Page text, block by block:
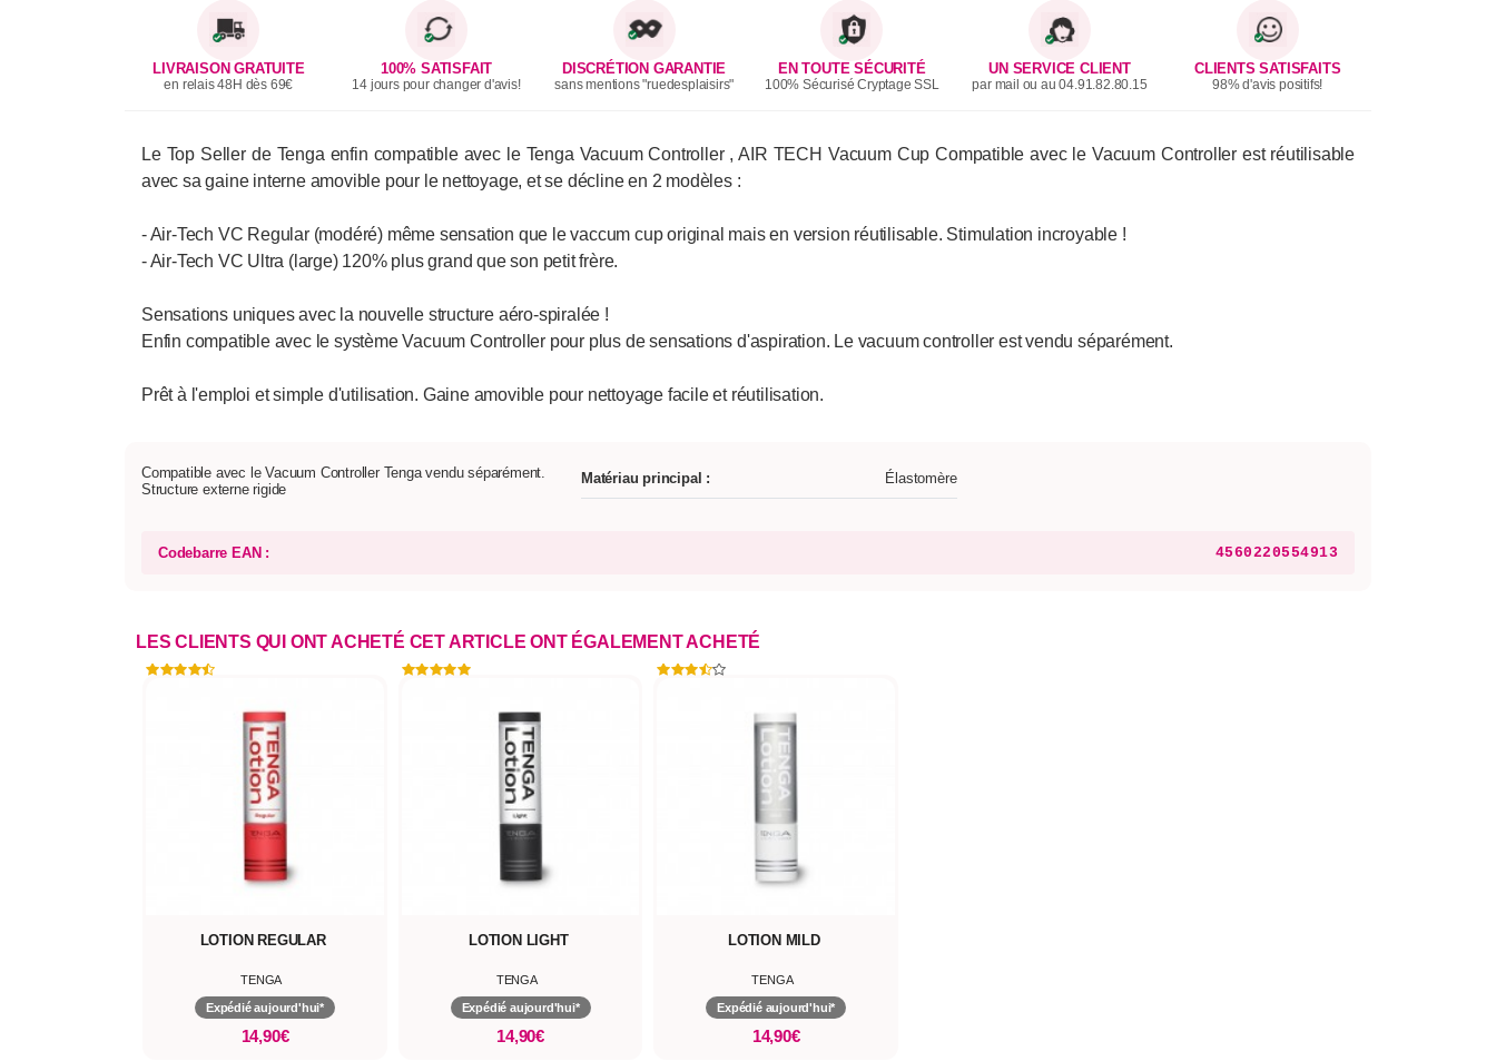
LIVRAISON GRATUITE
en relais 48H dès 69€
100% SATISFAIT
14 jours pour changer d'avis!
DISCRÉTION GARANTIE
sans mentions "ruedesplaisirs"
EN TOUTE SÉCURITÉ
100% Sécurisé Cryptage SSL
UN SERVICE CLIENT
par mail ou au 04.91.82.80.15
CLIENTS SATISFAITS
98% d'avis positifs!
Le Top Seller de Tenga enfin compatible avec le Tenga Vacuum Controller , AIR TECH Vacuum Cup Compatible avec le Vacuum Controller est réutilisable
avec sa gaine interne amovible pour le nettoyage, et se décline en 2 modèles :
- Air-Tech VC Regular (modéré) même sensation que le vaccum cup original mais en version réutilisable. Stimulation incroyable !
- Air-Tech VC Ultra (large) 120% plus grand que son petit frère.
Sensations uniques avec la nouvelle structure aéro-spiralée !
Enfin compatible avec le système Vacuum Controller pour plus de sensations d'aspiration. Le vacuum controller est vendu séparément.
Prêt à l'emploi et simple d'utilisation. Gaine amovible pour nettoyage facile et réutilisation.
Compatible avec le Vacuum Controller Tenga vendu séparément.
Structure externe rigide
Matériau principal : Élastomère
Codebarre EAN : 4560220554913
LES CLIENTS QUI ONT ACHETÉ CET ARTICLE ONT ÉGALEMENT ACHETÉ
LOTION REGULAR
TENGA
Expédié aujourd'hui*
14,90€
LOTION LIGHT
TENGA
Expédié aujourd'hui*
14,90€
LOTION MILD
TENGA
Expédié aujourd'hui*
14,90€